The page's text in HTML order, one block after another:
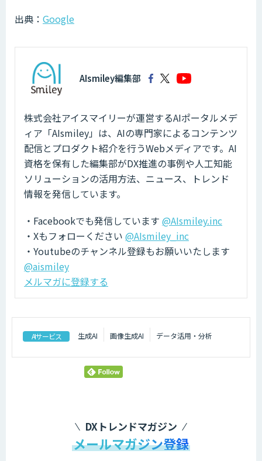
出典： Google
AIsmiley編集部
株式会社アイスマイリーが運営するAIポータルメデ
ィア「AIsmiley」は、AIの専門家によるコンテンツ
配信とプロダクト紹介を行うWebメディアです。AI
資格を保有した編集部がDX推進の事例や人工知能
ソリューションの活用方法、ニュース、トレンド
情報を発信しています。
・Facebookでも発信しています @AIsmiley.inc
・Xもフォローください @AIsmiley_inc
・Youtubeのチャンネル登録もお願いいたします
@aismiley
メルマガに登録する
AIサービス 生成AI 画像生成AI データ活用・分析
DXトレンドマガジン
メールマガジン登録